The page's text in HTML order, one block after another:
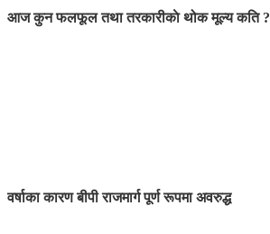
आज कुन फलफूल तथा तरकारीकाे थोक मूल्य कति ?
वर्षाका कारण बीपी राजमार्ग पूर्ण रूपमा अवरुद्ध